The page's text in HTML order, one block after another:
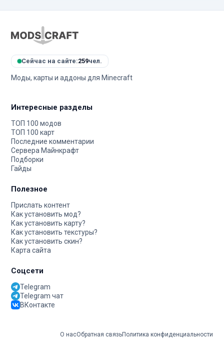
Сейчас на сайте:259чел.
Моды, карты и аддоны для Minecraft
Интересные разделы
ТОП 100 модов
ТОП 100 карт
Последние комментарии
Сервера Майнкрафт
Подборки
Гайды
Полезное
Прислать контент
Как установить мод?
Как установить карту?
Как установить текстуры?
Как установить скин?
Карта сайта
Соцсети
Telegram
Telegram чат
ВКонтакте
О насОбратная связьПолитика конфиденциальности